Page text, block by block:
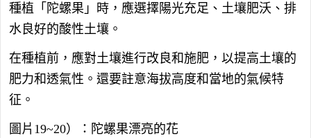
種植「陀螺果」時，應選擇陽光充足、土壤肥沃、排
水良好的酸性土壤。
在種植前，應對土壤進行改良和施肥，以提高土壤的
肥力和透氣性。還要註意海拔高度和當地的氣候特
征。
圖片19~20）：陀螺果漂亮的花